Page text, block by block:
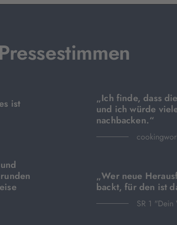
Pressestimmen
ist
„Ich finde, dass
und ich würde
nachbacken.“
„Wer neue
backt, für den ist
SR 1